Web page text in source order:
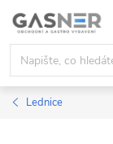
Přejít
obsah
Lednice